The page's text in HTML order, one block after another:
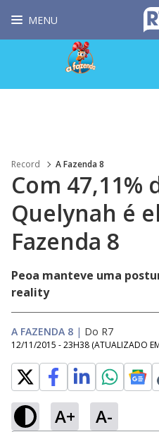
MENU
Record A Fazenda 8
Com 47,11%
Quelynah é
Fazenda 8
Peoa manteve uma
reality
A FAZENDA 8 | Do R7
12/11/2015 - 23H38 (ATUALIZADO
A+ A-